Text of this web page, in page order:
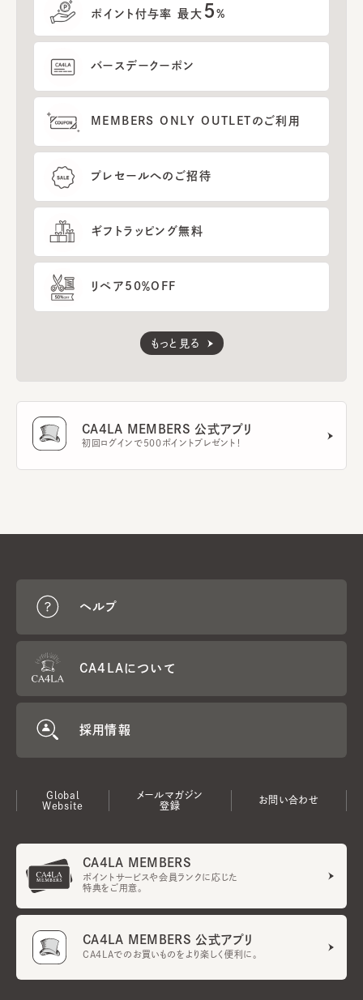
ポイント付与率 最大 5%
バースデークーポン
MEMBERS ONLY OUTLETのご利用
プレセールへのご招待
ギフトラッピング無料
リペア50％OFF
もっと見る
CA4LA MEMBERS 公式アプリ
初回ログインで500ポイントプレゼント！
ヘルプ
CA4LAについて
採用情報
Global
Website
メールマガジン
登録
お問い合わせ
CA4LA MEMBERS
ポイントサービスや会員ランクに応じた
特典をご用意。
CA4LA MEMBERS 公式アプリ
CA4LAでのお買いものをより楽しく便利に。